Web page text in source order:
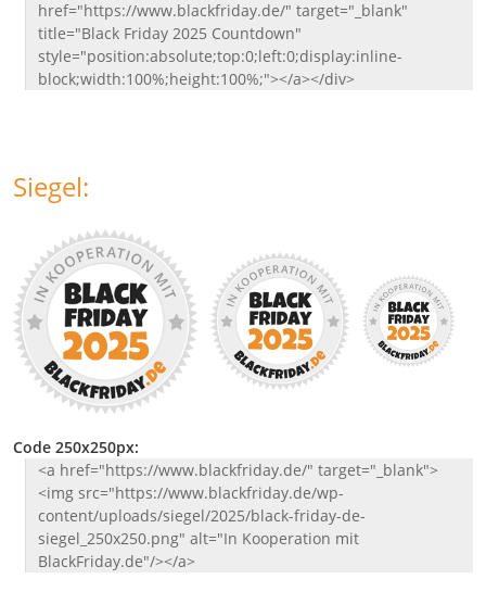
href="https://www.blackfriday.de/" target="_blank"
title="Black Friday 2025 Countdown"
style="position:absolute;top:0;left:0;display:inline-
block;width:100%;height:100%;"></a></div>
Siegel:
Code 250x250px:
<a href="https://www.blackfriday.de/" target="_blank">
<img src="https://www.blackfriday.de/wp-
content/uploads/siegel/2025/black-friday-de-
siegel_250x250.png" alt="In Kooperation mit
BlackFriday.de"/></a>